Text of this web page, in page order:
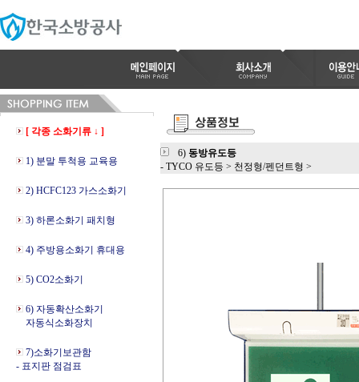
[ 각종 소화기류 ↓ ]
1) 분말 투척용 교육용
2) HCFC123 가스소화기
3) 하론소화기 패치형
4) 주방용소화기 휴대용
5) CO2소화기
6) 자동확산소화기
자동식소화장치
7)소화기보관함
- 표지판 점검표
6) 동방유도등
- TYCO 유도등 > 천정형/펜던트형 >